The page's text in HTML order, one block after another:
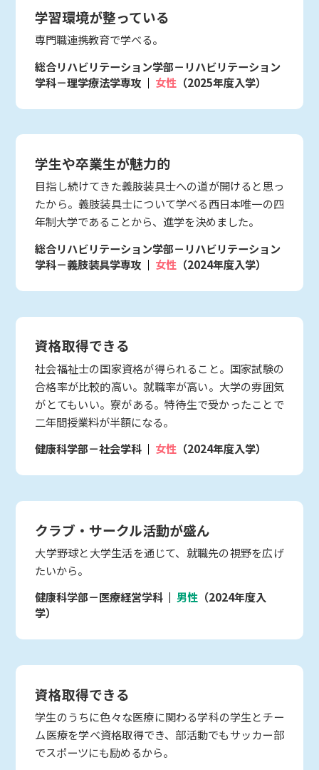
学習環境が整っている
専門職連携教育で学べる。
総合リハビリテーション学部－リハビリテーション
学科－理学療法学専攻
女性 （2025年度入学）
学生や卒業生が魅力的
目指し続けてきた義肢装具士への道が開けると思っ
たから。義肢装具士について学べる西日本唯一の四
年制大学であることから、進学を決めました。
総合リハビリテーション学部－リハビリテーション
学科－義肢装具学専攻
女性 （2024年度入学）
資格取得できる
社会福祉士の国家資格が得られること。国家試験の
合格率が比較的高い。就職率が高い。大学の雰囲気
がとてもいい。寮がある。特待生で受かったことで
二年間授業料が半額になる。
健康科学部－社会学科
女性 （2024年度入学）
クラブ・サークル活動が盛ん
大学野球と大学生活を通じて、就職先の視野を広げ
たいから。
健康科学部－医療経営学科
男性 （2024年度入
学）
資格取得できる
学生のうちに色々な医療に関わる学科の学生とチー
ム医療を学べ資格取得でき、部活動でもサッカー部
でスポーツにも励めるから。